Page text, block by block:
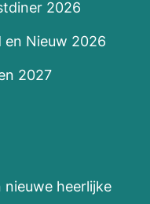
2026
en Nieuw 2026
2027
heerlijke